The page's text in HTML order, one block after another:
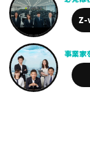
Z-
事業家